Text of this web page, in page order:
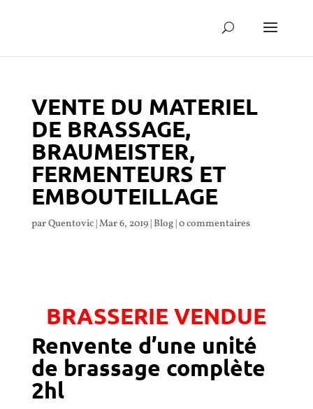
VENTE DU MATERIEL
DE BRASSAGE,
BRAUMEISTER,
FERMENTEURS ET
EMBOUTEILLAGE
parQuentovic|Mar 6, 2019|Blog|0 commentaires
BRASSERIE VENDUE
Renvente d’une unité
de brassage complète
2hl